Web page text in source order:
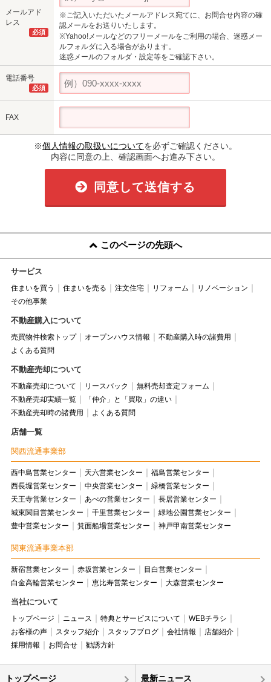
メールアド
レス
必須
※ご記入いただいたメールアドレス宛てに、お問合せ内容の確
認メールをお送りいたします。
※Yahoo!メールなどのフリーメールをご利用の場合、迷惑メー
ルフォルダに入る場合があります。
迷惑メールのフォルダ・設定等をご確認下さい。
電話番号
必須
FAX
※個人情報の取扱いについてを必ずご確認ください。
内容に同意の上、確認画面へお進み下さい。
同意して送信する
このページの先頭へ
サービス
住まいを買う 住まいを売る 注文住宅 リフォーム
リノベーション
その他事業
不動産購入について
売買物件検索トップ オープンハウス情報
不動産購入時の諸費用
よくある質問
不動産売却について
不動産売却について リースバック
無料売却査定フォーム
不動産売却実績一覧
「仲介」と「買取」の違い
不動産売却時の諸費用
よくある質問
店舗一覧
関西流通事業部
西中島営業センター 天六営業センター
福島営業センター
西長堀営業センター
中央営業センター
緑橋営業センター
天王寺営業センター
あべの営業センター
長居営業センター
城東関目営業センター
千里営業センター
緑地公園営業センター
豊中営業センター
箕面船場営業センター 神戸甲南営業センター
関東流通事業本部
新宿営業センター 赤坂営業センター
目白営業センター
白金高輪営業センター
恵比寿営業センター 大森営業センター
当社について
トップページ ニュース 特典とサービスについて
WEBチラシ
お客様の声
スタッフ紹介 スタッフブログ 会社情報
店舗紹介
採用情報
お問合せ 勧誘方針
トップページ 最新ニュース